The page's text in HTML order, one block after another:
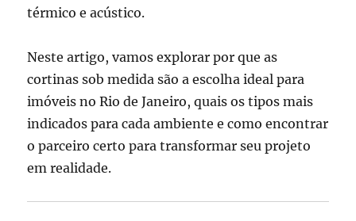
térmico e acústico.
Neste artigo, vamos explorar por que as
cortinas sob medida são a escolha ideal para
imóveis no Rio de Janeiro, quais os tipos mais
indicados para cada ambiente e como encontrar
o parceiro certo para transformar seu projeto
em realidade.